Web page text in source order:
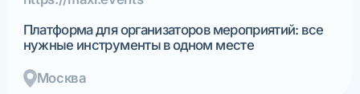
Платформа для организаторов мероприятий: все
нужные инструменты в одном месте
Москва